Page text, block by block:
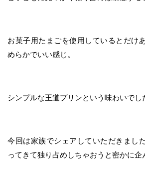
お菓子用たまごを使用しているとだけ
めらかでいい感じ。
シンプルな王道プリンという味わいでし
今回は家族でシェアしていただきまし
ってきて独り占めしちゃおうと密かに企